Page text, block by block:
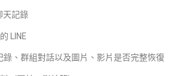
天記錄
LINE
錄、群組對話以及圖片、影片是否完整恢復